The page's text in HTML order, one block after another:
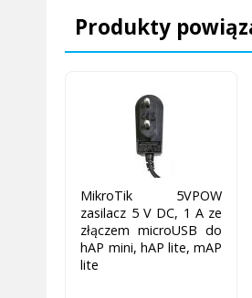
Produkty
MikroTik 5VPOW
zasilacz 5 V DC, 1 A ze
złączem microUSB do
hAP mini, hAP lite, mAP
lite